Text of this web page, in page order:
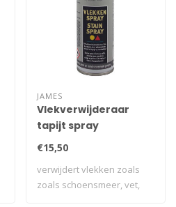
JAMES
Vlekverwijderaar
tapijt spray
€15,50
verwijdert vlekken zoals
zoals schoensmeer, vet,